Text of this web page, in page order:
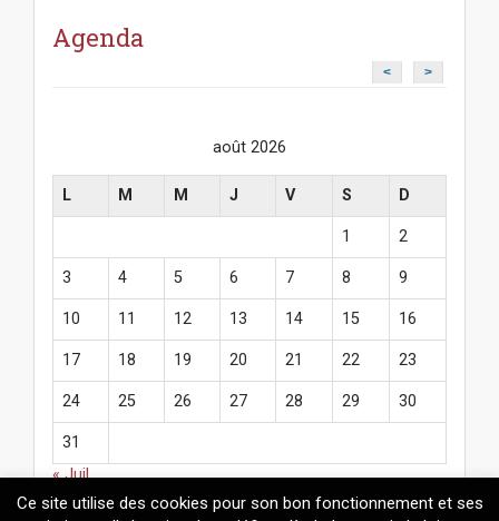
Agenda
< >
août 2026
L M M J V S D
1 2
3 4 5 6 7 8 9
10 11 12 13 14 15 16
17 18 19 20 21 22 23
24 25 26 27 28 29 30
31
« Juil
Ce site utilise des cookies pour son bon fonctionnement et ses